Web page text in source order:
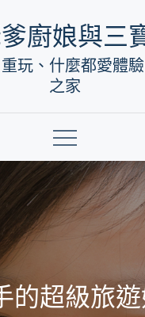
廚娘與三
玩、什麼都愛體
之家
的超級旅